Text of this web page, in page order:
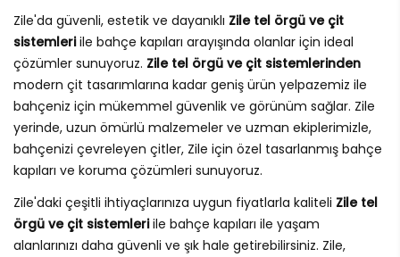
Zile'da güvenli, estetik ve dayanıklı Zile tel örgü ve çit
sistemleriile bahçe kapıları arayışında olanlar için ideal
çözümler sunuyoruz. Zile tel örgü ve çit sistemlerinden
modern çit tasarımlarına kadar geniş ürün yelpazemiz ile
bahçeniz için mükemmel güvenlik ve görünüm sağlar. Zile
yerinde, uzun ömürlü malzemeler ve uzman ekiplerimizle,
bahçenizi çevreleyen çitler, Zile için özel tasarlanmış bahçe
kapıları ve koruma çözümleri sunuyoruz.
Zile'daki çeşitli ihtiyaçlarınıza uygun fiyatlarla kaliteli Zile tel
örgü ve çit sistemleriile bahçe kapıları ile yaşam
alanlarınızı daha güvenli ve şık hale getirebilirsiniz. Zile,